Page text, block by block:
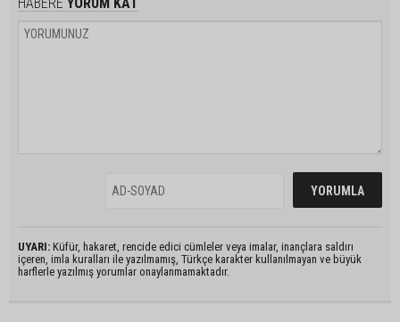
UYARI: Küfür, hakaret, rencide edici cümleler veya imalar, inançlara saldırı
içeren, imla kuralları ile yazılmamış, Türkçe karakter kullanılmayan ve büyük
harflerle yazılmış yorumlar onaylanmamaktadır.